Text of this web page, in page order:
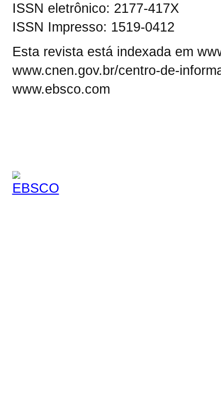
ISSN eletrônico: 2177-417X
ISSN Impresso: 1519-0412
Esta revista está indexada em
www.cnen.gov.br/centro-de-
www.ebsco.com